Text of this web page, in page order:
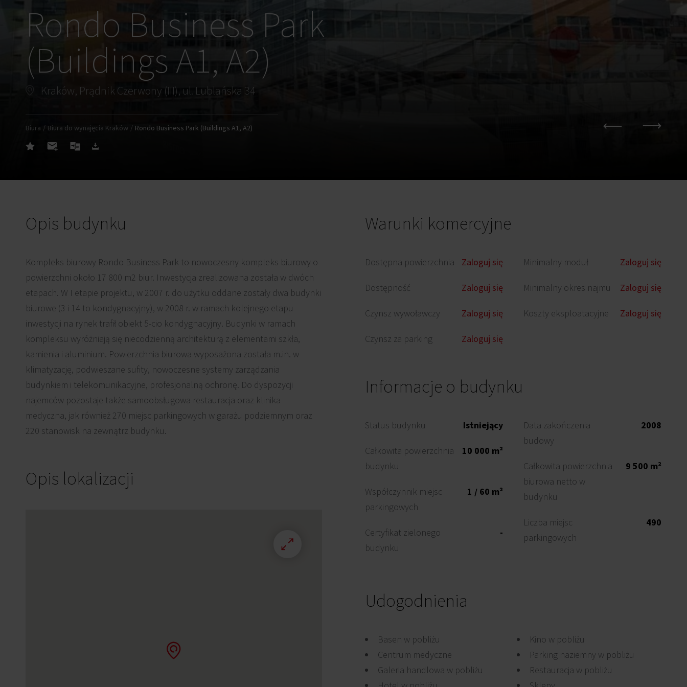
Rondo Business Park
(Buildings A1, A2)
Kraków, Prądnik Czerwony (III), ul. Lublańska 34
Biura Biura do wynajęcia Kraków Rondo Business Park (Buildings A1, A2)
Opis budynku
Kompleks biurowy Rondo Business Park to nowoczesny kompleks biurowy o
powierzchni około 17 800 m2 biur. Inwestycja zrealizowana została w dwóch
etapach. W I etapie projektu, w 2007 r. do użytku oddane zostały dwa budynki
biurowe (3 i 14-to kondygnacyjny), w 2008 r. w ramach kolejnego etapu
inwestycji na rynek trafił obiekt 5-cio kondygnacyjny. Budynki w ramach
kompleksu wyróżniają się niecodzienną architekturą z elementami szkła,
kamienia i aluminium. Powierzchnia biurowa wyposażona została m.in. w
klimatyzację, podwieszane sufity, nowoczesne systemy zarządzania
budynkiem i telekomunikacyjne, profesjonalną ochronę. Do dyspozycji
najemców pozostaje także samoobsługowa restauracja oraz klinika
medyczna, jak również 270 miejsc parkingowych w garażu podziemnym oraz
220 stanowisk na zewnątrz budynku.
Opis lokalizacji
Warunki komercyjne
Dostępna powierzchnia Zaloguj się
Dostępność Zaloguj się
Czynsz wywoławczy Zaloguj się
Czynsz za parking Zaloguj się
Minimalny moduł Zaloguj się
Minimalny okres najmu Zaloguj się
Koszty eksploatacyjne Zaloguj się
Informacje o budynku
Status budynku Istniejący
Całkowita powierzchnia
budynku
10 000 m²
Współczynnik miejsc
parkingowych
1 / 60 m²
Certyfikat zielonego
budynku
-
Data zakończenia
budowy
2008
Całkowita powierzchnia
biurowa netto w
budynku
9 500 m²
Liczba miejsc
parkingowych
490
Udogodnienia
Basen w pobliżu
Centrum medyczne
Galeria handlowa w pobliżu
Kino w pobliżu
Parking naziemny w pobliżu
Restauracja w pobliżu